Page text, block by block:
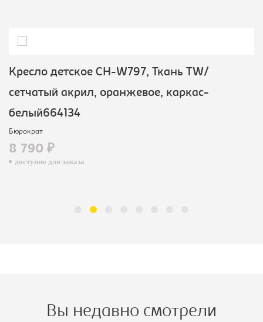
Кресло детское CH-W797, Ткань TW/
сетчатый акрил, оранжевое, каркас-
белый664134
Бюрократ
8 790 ₽
доступно для заказа
Вы недавно смотрели